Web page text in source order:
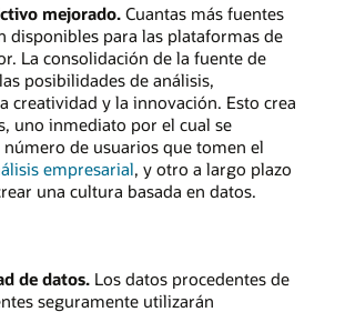
mejorado.Cuantas más fuentes
disponibles para las plataformas de
La consolidación de la fuente de
posibilidades de análisis,
creatividad y la innovación. Esto crea
uno inmediato por el cual se
de usuarios que tomen el
empresarial, y otro a largo plazo
una cultura basada en datos.
de datos.Los datos procedentes de
seguramente utilizarán